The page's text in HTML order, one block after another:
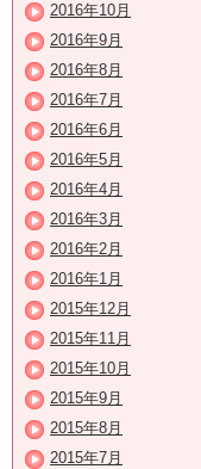
2016年10月
2016年9月
2016年8月
2016年7月
2016年6月
2016年5月
2016年4月
2016年3月
2016年2月
2016年1月
2015年12月
2015年11月
2015年10月
2015年9月
2015年8月
2015年7月